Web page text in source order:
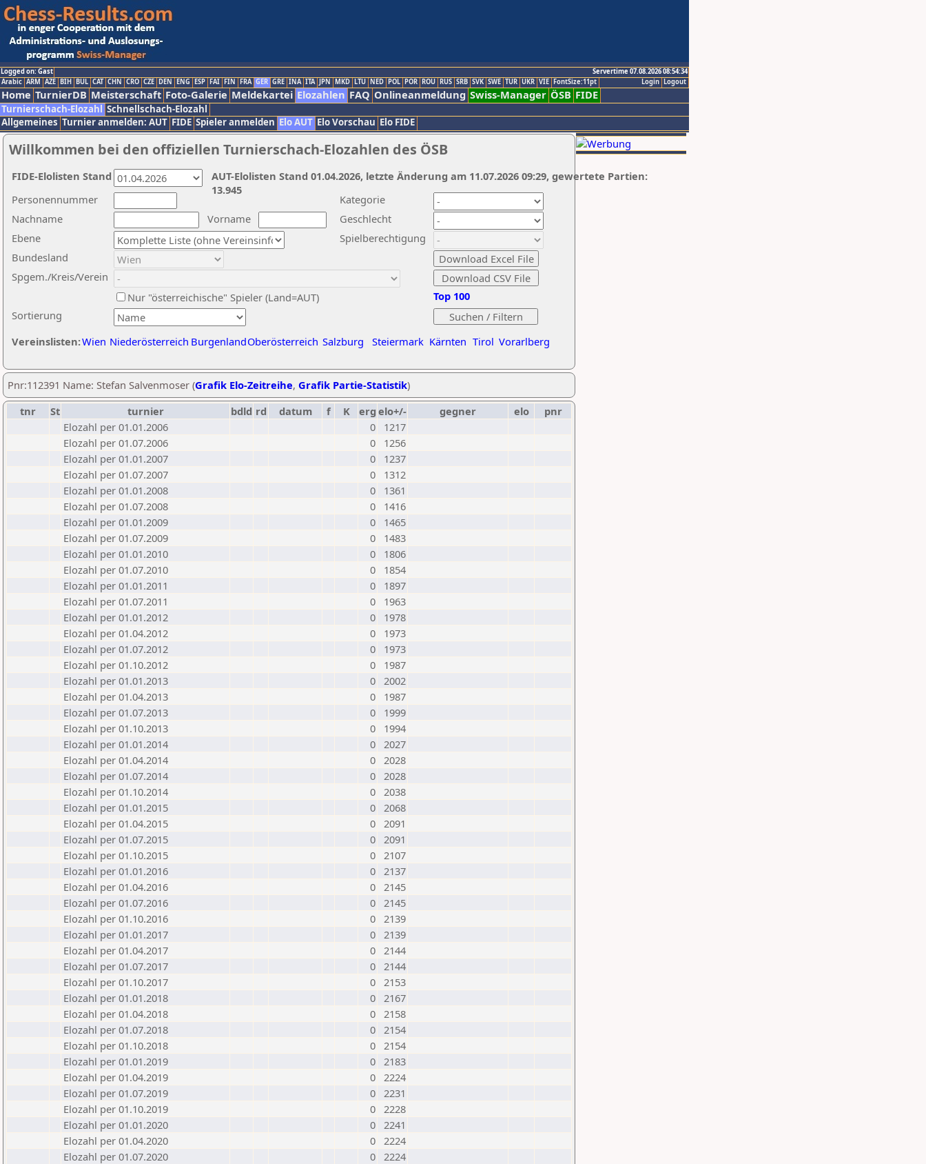
Logged on: Gast
Servertime 07.08.2026 08:54:34
Logout
Login
Arabic ARM AZE BIH BUL CAT CHN CRO CZE DEN ENG ESP FAI FIN FRA GER GRE INA ITA JPN MKD LTU NED POL POR ROU RUS SRB SVK SWE TUR UKR VIE FontSize:11pt
Home TurnierDB Meisterschaft Foto-Galerie Meldekartei Elozahlen FAQ Onlineanmeldung Swiss-Manager ÖSB FIDE
Turnierschach-Elozahl Schnellschach-Elozahl
Allgemeines Turnier anmelden: AUT FIDE Spieler anmelden Elo AUT Elo Vorschau Elo FIDE
Willkommen bei den offiziellen Turnierschach-Elozahlen des ÖSB
Nachname
Vorname
Ebene
Kategorie
Sortierung
Personennummer
Bundesland
Spgem./Kreis/Verein
Geschlecht
Nur "österreichische" Spieler (Land=AUT)
Spielberechtigung
Vereinslisten:Wien Niederösterreich BurgenlandOberösterreich Salzburg Steiermark Kärnten Tirol Vorarlberg
Top 100
AUT-Elolisten Stand 01.04.2026, letzte Änderung am 11.07.2026 09:29, gewertete Partien:
13.945
FIDE-Elolisten Stand
Pnr:112391 Name: Stefan Salvenmoser (Grafik Elo-Zeitreihe, Grafik Partie-Statistik)
tnr
St turnier bdld rd datum f K erg elo+/- gegner elo
pnr
Elozahl per 01.01.2006
0
1217
Elozahl per 01.07.2006
0
1256
Elozahl per 01.01.2007
0
1237
Elozahl per 01.07.2007
0
1312
Elozahl per 01.01.2008
0
1361
Elozahl per 01.07.2008
0
1416
Elozahl per 01.01.2009
0
1465
Elozahl per 01.07.2009
0
1483
Elozahl per 01.01.2010
0
1806
Elozahl per 01.07.2010
0
1854
Elozahl per 01.01.2011
0
1897
Elozahl per 01.07.2011
0
1963
Elozahl per 01.01.2012
0
1978
Elozahl per 01.04.2012
0
1973
Elozahl per 01.07.2012
0
1973
Elozahl per 01.10.2012
0
1987
Elozahl per 01.01.2013
0 2002
Elozahl per 01.04.2013
0
1987
Elozahl per 01.07.2013
0
1999
Elozahl per 01.10.2013
0
1994
Elozahl per 01.01.2014
0 2027
Elozahl per 01.04.2014
0 2028
Elozahl per 01.07.2014
0 2028
Elozahl per 01.10.2014
0 2038
Elozahl per 01.01.2015
0 2068
Elozahl per 01.04.2015
0 2091
Elozahl per 01.07.2015
0 2091
Elozahl per 01.10.2015
0 2107
Elozahl per 01.01.2016
0 2137
Elozahl per 01.04.2016
0 2145
Elozahl per 01.07.2016
0 2145
Elozahl per 01.10.2016
0 2139
Elozahl per 01.01.2017
0 2139
Elozahl per 01.04.2017
0 2144
Elozahl per 01.07.2017
0 2144
Elozahl per 01.10.2017
0 2153
Elozahl per 01.01.2018
0 2167
Elozahl per 01.04.2018
0 2158
Elozahl per 01.07.2018
0 2154
Elozahl per 01.10.2018
0 2154
Elozahl per 01.01.2019
0 2183
Elozahl per 01.04.2019
0 2224
Elozahl per 01.07.2019
0 2231
Elozahl per 01.10.2019
0 2228
Elozahl per 01.01.2020
0 2241
Elozahl per 01.04.2020
0 2224
Elozahl per 01.07.2020
0 2224